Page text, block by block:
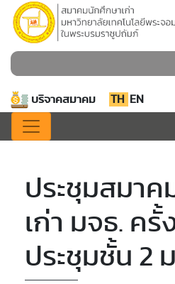
บริจาคสมาคม TH EN
ประชุมสมา
เก่า มจธ. ค
ประชุมชั้น 2